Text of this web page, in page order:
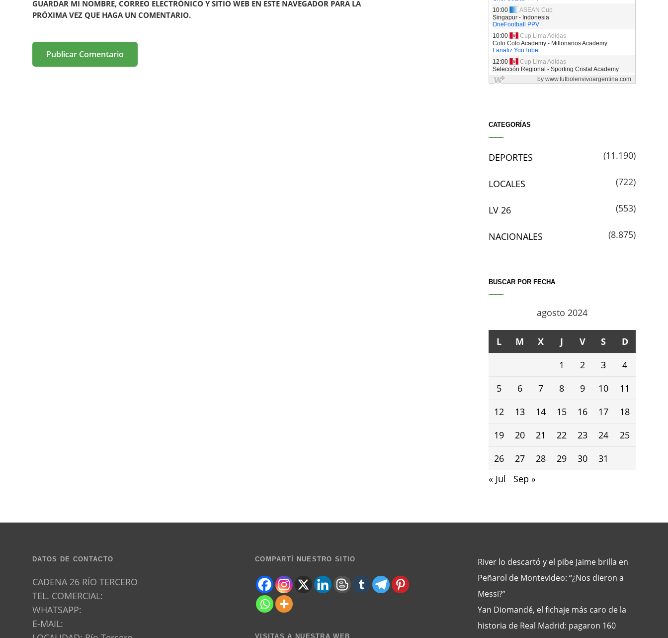
GUARDAR MI NOMBRE, CORREO ELECTRÓNICO Y SITIO WEB EN ESTE NAVEGADOR PARA LA
PRÓXIMA VEZ QUE HAGA UN COMENTARIO.
CATEGORÍAS
DEPORTES (11.190)
LOCALES (722)
LV 26 (553)
NACIONALES (8.875)
BUSCAR POR FECHA
agosto 2024
L M X J V S
D
1
2 3
4
5
6 7 8 9 10
11
12
13 14 15 16 17
18
19
20 21 22 23 24
25
26
27 28 29 30
31
« Jul
Sep »
DATOS DE CONTACTO
CADENA 26 RÍO TERCERO
TEL. COMERCIAL:
WHATSAPP:
E-MAIL:
COMPARTÍ NUESTRO SITIO
VISITAS A NUESTRA WEB
River lo descartó y el pibe Jaime brilla en
Peñarol de Montevideo: “¿Nos dieron a
Messi?”
Yan Diomandé, el fichaje más caro de la
historia de Real Madrid: pagaron 160